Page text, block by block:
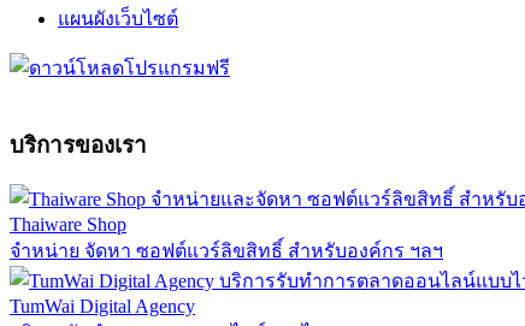
แผนผังเว็บไซต์
บริการของเรา
Thaiware Shop
จำหน่าย จัดหา ซอฟต์แวร์ลิขสิทธิ์ สำหรับองค์กร ฯลฯ
TumWai Digital Agency